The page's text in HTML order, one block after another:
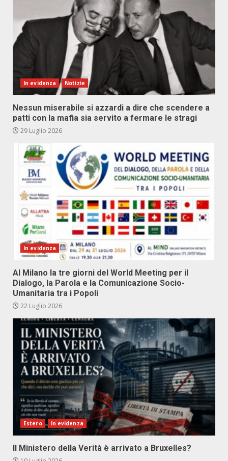
In evidenza Notizie
Nessun miserabile si azzardi a dire che scendere a
patti con la mafia sia servito a fermare le stragi
29 Luglio 2026
In evidenza
Al Milano la tre giorni del World Meeting per il
Dialogo, la Parola e la Comunicazione Socio-
Umanitaria tra i Popoli
22 Luglio 2026
Estero In evidenza
Il Ministero della Verità è arrivato a Bruxelles?